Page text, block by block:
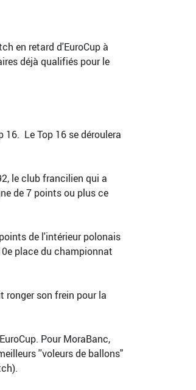
en retard d'EuroCup à
déjà qualifiés pour le
16. Le Top 16 se déroulera
le club francilien qui a
de 7 points ou plus ce
de l'intérieur polonais
place du championnat
ronger son frein pour la
Pour MoraBanc,
''voleurs de ballons"